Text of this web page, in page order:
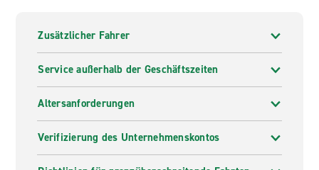
Zusätzlicher Fahrer
Service außerhalb der Geschäftszeiten
Altersanforderungen
Verifizierung des Unternehmenskontos